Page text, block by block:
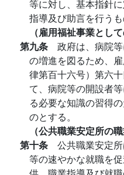
等に対し、基本指針
指導及び助言を行うも
（雇用福祉事業として
第九条 政府は、病院
の増進を図るため、
律第百十六号）第六
て、病院等の開設者
る必要な知識の習得
のとする。
（公共職業安定所の
第十条 公共職業安定
等の速やかな就職を